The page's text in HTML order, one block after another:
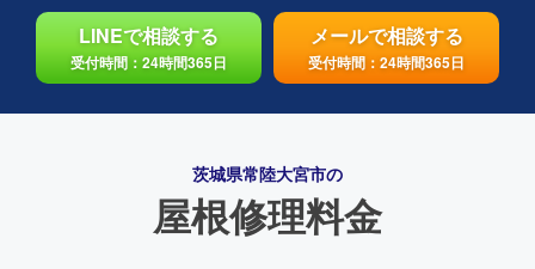
LINEで相談する
受付時間：24時間365日
メールで相談する
受付時間：24時間365日
茨城県常陸大宮市の
屋根修理料金